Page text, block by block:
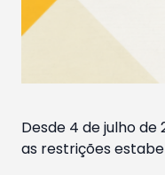
Desde 4 de julho
as restrições